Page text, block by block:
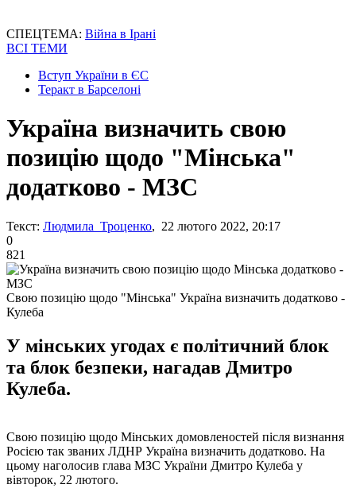
СПЕЦТЕМА: Війна в Ірані
ВСІ ТЕМИ
Вступ України в ЄС
Теракт в Барселоні
Україна визначить свою
позицію щодо "Мінська"
додатково - МЗС
Текст: Людмила Троценко, 22 лютого 2022, 20:17
0
821
Свою позицію щодо "Мінська" Україна визначить додатково -
Кулеба
У мінських угодах є політичний блок
та блок безпеки, нагадав Дмитро
Кулеба.
Свою позицію щодо Мінських домовленостей після визнання
Росією так званих ЛДНР Україна визначить додатково. На
цьому наголосив глава МЗС України Дмитро Кулеба у
вівторок, 22 лютого.